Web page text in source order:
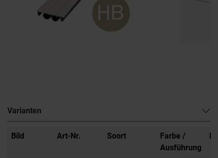
Varianten
Bild Art-Nr. Soort
Farbe /
Ausführung